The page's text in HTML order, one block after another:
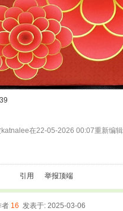
katnalee在22-05-2026 00:07重新编
引用 举报顶端
者 16 发表于: 2025-03-06